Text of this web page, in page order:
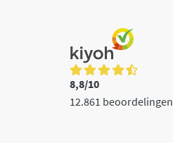
8,8/10
12.861 beoordelingen